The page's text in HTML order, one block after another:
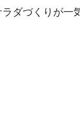
ダづくりが一